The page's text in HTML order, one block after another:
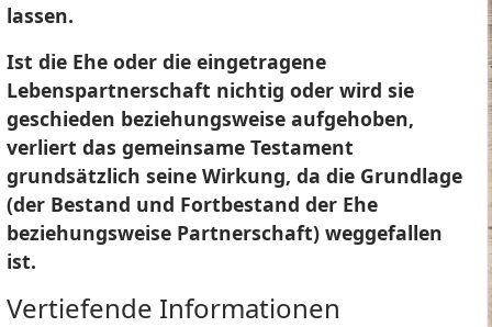
lassen.
Ist die Ehe oder die eingetragene
Lebenspartnerschaft nichtig oder wird sie
geschieden beziehungsweise aufgehoben,
verliert das gemeinsame Testament
grundsätzlich seine Wirkung, da die Grundlage
(der Bestand und Fortbestand der Ehe
beziehungsweise Partnerschaft) weggefallen
ist.
Vertiefende Informationen